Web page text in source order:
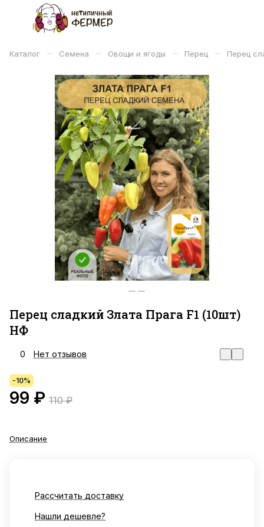
Каталог – Семена – Овощи и ягоды – Перец – Перец
Перец сладкий Злата Прага F1 (10шт)
НФ
0 Нет отзывов
-10%
99 ₽ 110 ₽
Описание
Рассчитать доставку
Нашли дешевле?